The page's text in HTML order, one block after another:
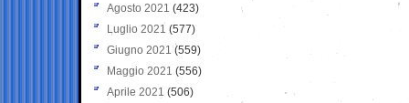
Agosto 2021 (423)
Luglio 2021 (577)
Giugno 2021(559)
Maggio 2021 (556)
Aprile 2021 (506)